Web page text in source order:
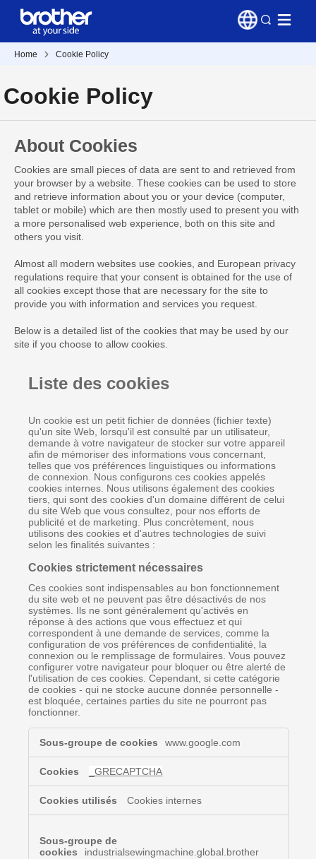
Home Cookie Policy
Cookie Policy
About Cookies
Cookies are small pieces of data are sent to and retrieved from
your browser by a website. These cookies can be used to store
and retrieve information about you or your device (computer,
tablet or mobile) which are then mostly used to present you with
a more personalised web experience, both on this site and
others you visit.
Almost all modern websites use cookies, and European privacy
regulations require that your consent is obtained for the use of
all cookies except those that are necessary for the site to
provide you with information and services you request.
Below is a detailed list of the cookies that may be used by our
site if you choose to allow cookies.
Liste des cookies
Un cookie est un petit fichier de données (fichier texte)
qu'un site Web, lorsqu'il est consulté par un utilisateur,
demande à votre navigateur de stocker sur votre appareil
afin de mémoriser des informations vous concernant,
telles que vos préférences linguistiques ou informations
de connexion. Nous configurons ces cookies appelés
cookies internes. Nous utilisons également des cookies
tiers, qui sont des cookies d'un domaine différent de celui
du site Web que vous consultez, pour nos efforts de
publicité et de marketing. Plus concrètement, nous
utilisons des cookies et d'autres technologies de suivi
selon les finalités suivantes :
Cookies strictement nécessaires
Ces cookies sont indispensables au bon fonctionnement
du site web et ne peuvent pas être désactivés de nos
systèmes. Ils ne sont généralement qu'activés en
réponse à des actions que vous effectuez et qui
correspondent à une demande de services, comme la
configuration de vos préférences de confidentialité, la
connexion ou le remplissage de formulaires. Vous pouvez
configurer votre navigateur pour bloquer ou être alerté de
l'utilisation de ces cookies. Cependant, si cette catégorie
de cookies - qui ne stocke aucune donnée personnelle -
est bloquée, certaines parties du site ne pourront pas
fonctionner.
Cookies
strictement
nécessaires
www.google.com
_GRECAPTCHA
Cookies internes
industrialsewingmachine.global.brother